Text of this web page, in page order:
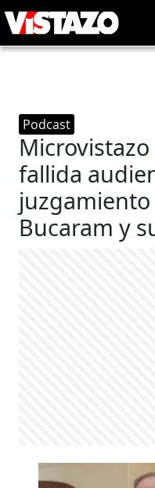
Podcast
fallida
Bucaram y